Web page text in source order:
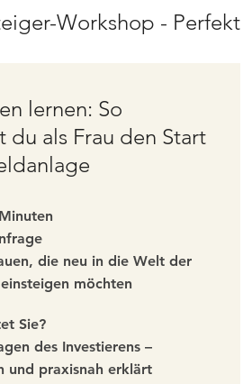
Workshop -
lernen: So
du als Frau den Start
die neu in die Welt der
möchten
Sie?
des Investierens –
und praxisnah erklärt